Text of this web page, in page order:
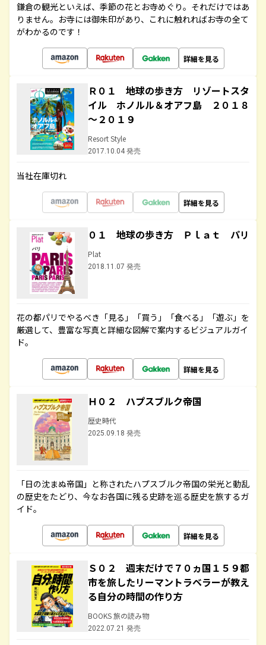
鎌倉の観光といえば、季節の花とお寺めぐり。それだけではあ
りません。お寺には御朱印があり、これに触れればお寺の全て
がわかるのです！
詳細を見る
Ｒ０１ 地球の歩き方 リゾートスタ
イル ホノルル＆オアフ島 ２０１８
～２０１９
Resort Style
2017.10.04 発売
当社在庫切れ
詳細を見る
０１ 地球の歩き方 Ｐｌａｔ パリ
Plat
2018.11.07 発売
花の都パリでやるべき「見る」「買う」「食べる」「遊ぶ」を
厳選して、豊富な写真と詳細な図解で案内するビジュアルガイ
ド。
詳細を見る
Ｈ０２ ハプスブルク帝国
歴史時代
2025.09.18 発売
「日の沈まぬ帝国」と称されたハプスブルク帝国の栄光と動乱
の歴史をたどり、今なお各国に残る史跡を巡る歴史を旅するガ
イド。
詳細を見る
Ｓ０２ 週末だけで７０ヵ国１５９都
市を旅したリーマントラベラーが教え
る自分の時間の作り方
BOOKS 旅の読み物
2022.07.21 発売